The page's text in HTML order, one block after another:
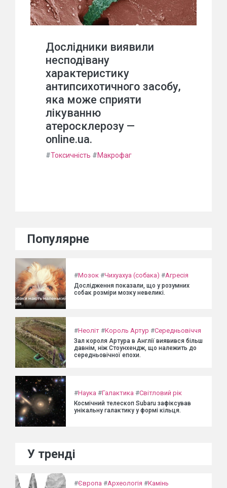
Дослідники виявили
несподівану
характеристику
антипсихотичного засобу,
яка може сприяти
лікуванню
атеросклерозу —
online.ua.
#Токсичність #Макрофаг
Популярне
#Мозок #Чихуахуа (собака) #Агресія
Дослідження показали, що у розумних
собак розміри мозку невеликі.
#Неоліт #Король Артур #Середньовіччя
Зал короля Артура в Англії виявився більш
давнім, ніж Стоунхендж, що належить до
середньовічної епохи.
#Наука #Галактика #Світловий рік
Космічний телескоп Subaru зафіксував
унікальну галактику у формі кільця.
У тренді
#Європа #Археологія #Камінь